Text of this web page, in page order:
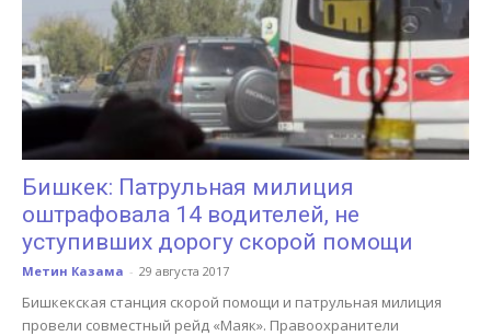
Бишкек: Патрульная милиция
оштрафовала 14 водителей, не
уступивших дорогу скорой помощи
Метин Казама - 29 августа 2017
Бишкекская станция скорой помощи и патрульная милиция
провели совместный рейд «Маяк». Правоохранители